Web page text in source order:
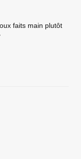
faits main plutôt